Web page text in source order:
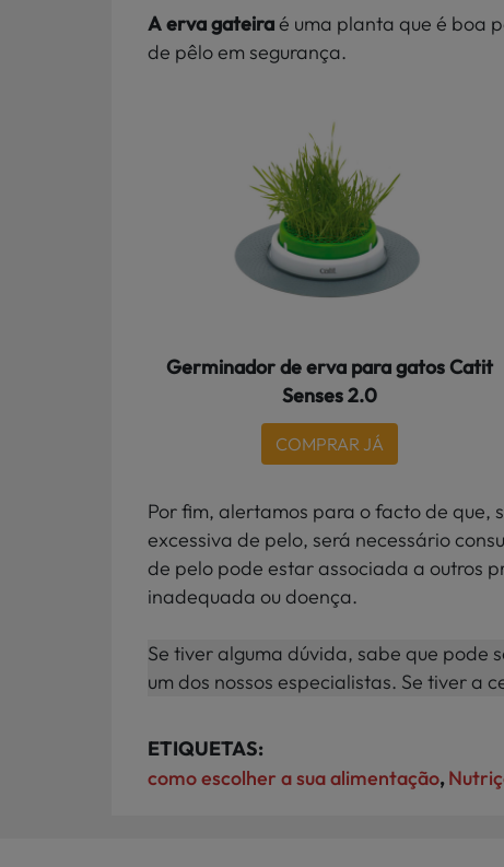
A erva gateiraé uma planta que é boa
de pêlo em segurança.
Germinador de erva para gatos Catit
Senses 2.0
COMPRAR JÁ
Por fim, alertamos para o facto de que,
excessiva de pelo, será necessário
de pelo pode estar associada a outros
inadequada ou doença.
Se tiver alguma dúvida, sabe que pode
um dos nossos especialistas. Se tiver a
ETIQUETAS:
como escolher a sua alimentação,